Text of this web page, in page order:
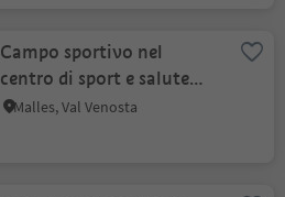
Campo sportivo nel
centro di sport e salute
Sportwell
Malles, Val Venosta